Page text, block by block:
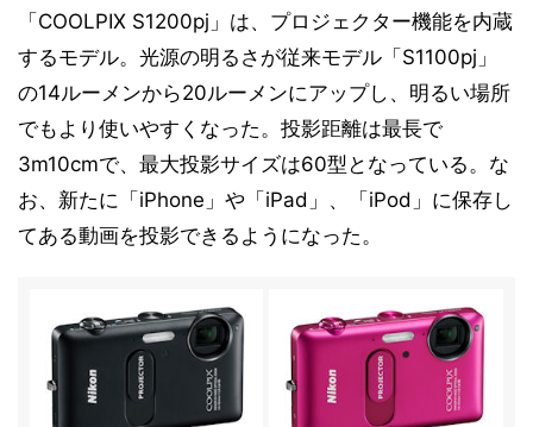
「COOLPIX S1200pj」は、プロジェクター機能を内蔵
するモデル。光源の明るさが従来モデル「S1100pj」
の14ルーメンから20ルーメンにアップし、明るい場所
でもより使いやすくなった。投影距離は最長で
3m10cmで、最大投影サイズは60型となっている。な
お、新たに「iPhone」や「iPad」、「iPod」に保存し
てある動画を投影できるようになった。